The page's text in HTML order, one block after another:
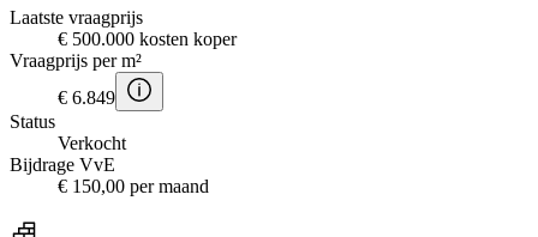
Laatste vraagprijs
€ 500.000 kosten koper
Vraagprijs per m²
€ 6.849
Status
Verkocht
Bijdrage VvE
€ 150,00 per maand